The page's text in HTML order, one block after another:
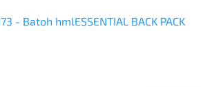
- Batoh hmlESSENTIAL BACK PACK